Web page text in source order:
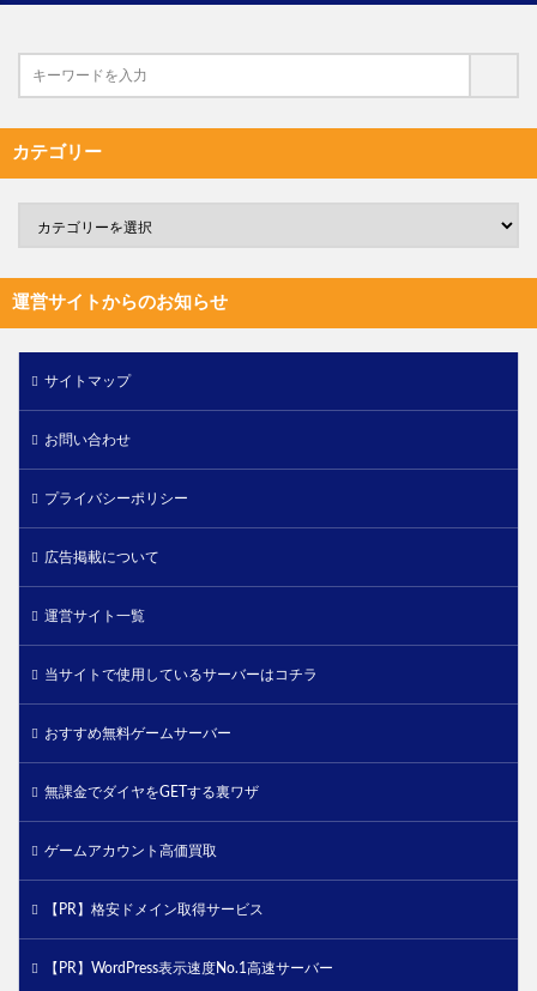
カテゴリー
運営サイトからのお知らせ
サイトマップ
お問い合わせ
プライバシーポリシー
広告掲載について
運営サイト一覧
当サイトで使用しているサーバーはコチラ
おすすめ無料ゲームサーバー
無課金でダイヤをGETする裏ワザ
ゲームアカウント高価買取
【PR】格安ドメイン取得サービス
【PR】WordPress表示速度No.1高速サーバー